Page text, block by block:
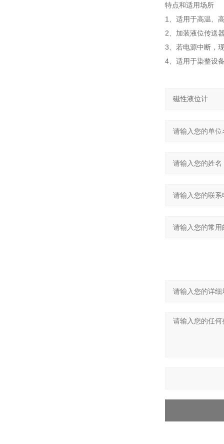
特点和适用场所
1、适用于高温、
2、加装液位传送
3、若电源中断，
4、适用于染整设